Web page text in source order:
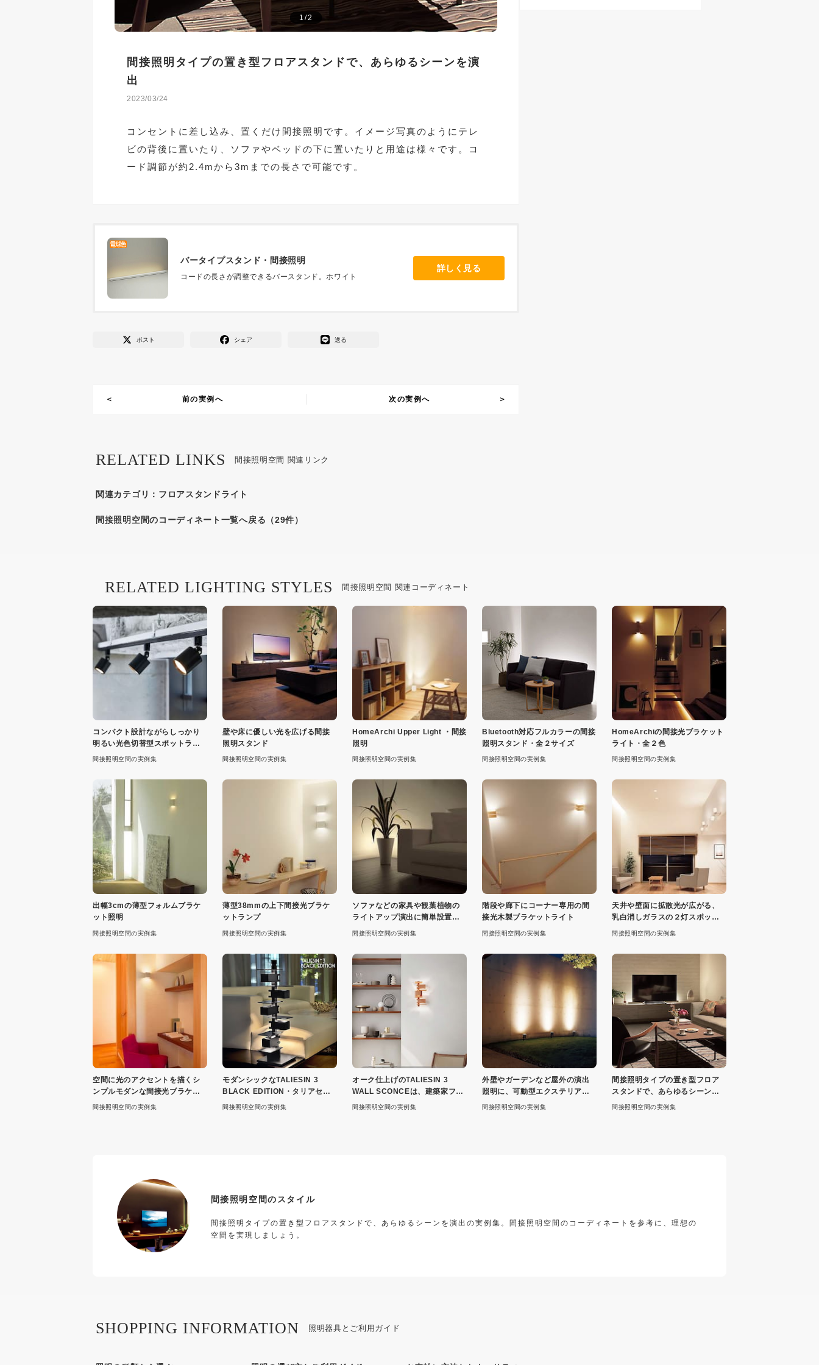
1/2
間接照明タイプの置き型フロアスタンドで、あらゆるシーンを演
出
2023/03/24
コンセントに差し込み、置くだけ間接照明です。イメージ写真のようにテレ
ビの背後に置いたり、ソファやベッドの下に置いたりと用途は様々です。コ
ード調節が約2.4mから3mまでの長さで可能です。
バータイプスタンド・間接照明
コードの長さが調整できるバースタンド。ホワイト
詳しく見る
ポスト シェア 送る
前の実例へ 次の実例へ
間接照明空間 関連リンク
RELATED LINKS
関連カテゴリ： フロアスタンドライト
間接照明空間のコーディネート一覧へ戻る（29件）
間接照明空間 関連コーディネート
RELATED LIGHTING STYLES
コンパクト設計ながらしっかり
明るい光色切替型スポットライ
ト
間接照明空間の実例集
壁や床に優しい光を広げる間接
照明スタンド
間接照明空間の実例集
HomeArchi Upper Light ・間接
照明
間接照明空間の実例集
Bluetooth対応フルカラーの間接
照明スタンド・全２サイズ
間接照明空間の実例集
HomeArchiの間接光ブラケット
ライト・全２色
間接照明空間の実例集
出幅3cmの薄型フォルムブラケ
ット照明
間接照明空間の実例集
薄型38mmの上下間接光ブラケ
ットランプ
間接照明空間の実例集
ソファなどの家具や観葉植物の
ライトアップ演出に簡単設置の
間接光スタンド
間接照明空間の実例集
階段や廊下にコーナー専用の間
接光木製ブラケットライト
間接照明空間の実例集
天井や壁面に拡散光が広がる、
乳白消しガラスの２灯スポット
ライト
間接照明空間の実例集
空間に光のアクセントを描くシ
ンプルモダンな間接光ブラケッ
ト
間接照明空間の実例集
モダンシックなTALIESIN 3
BLACK EDITION・タリアセン3
ブラックエディション
間接照明空間の実例集
オーク仕上げのTALIESIN 3
WALL SCONCEは、建築家フラ
ンクロイドライト氏設計
間接照明空間の実例集
外壁やガーデンなど屋外の演出
照明に、可動型エクステリアス
ポット
間接照明空間の実例集
間接照明タイプの置き型フロア
スタンドで、あらゆるシーンを
演出
間接照明空間の実例集
間接照明空間のスタイル
間接照明タイプの置き型フロアスタンドで、あらゆるシーンを演出の実例集。間接照明空間のコーディネートを参考に、理想の
空間を実現しましょう。
照明器具とご利用ガイド
SHOPPING INFORMATION